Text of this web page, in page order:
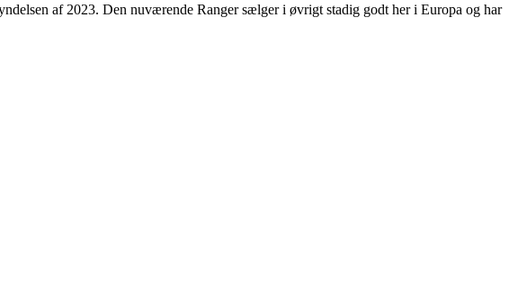
af 2023. Den nuværende Ranger sælger i øvrigt stadig godt her i Europa og har